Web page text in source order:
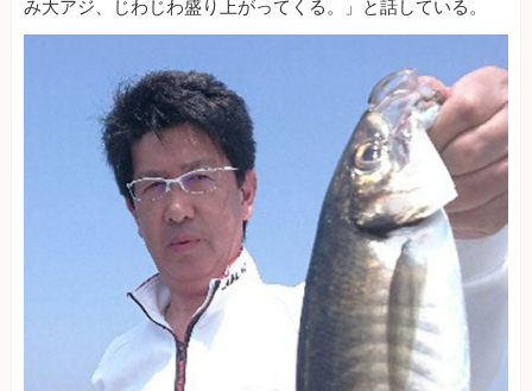
み大アジ、じわじわ盛り上がってくる。」と話している。